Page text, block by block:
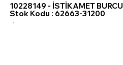
10228149 - İSTİKAMET BURCU
Stok Kodu : 62663-31200